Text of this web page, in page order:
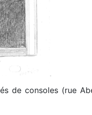
de consoles (rue